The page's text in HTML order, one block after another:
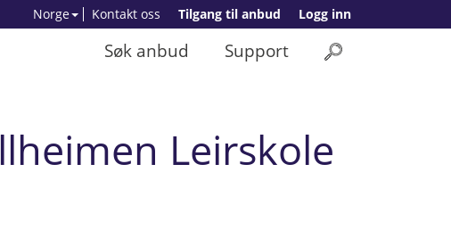
Logg inn
Tilgang til anbud
Kontakt oss
Norge
Support
Søk anbud
Leirskole